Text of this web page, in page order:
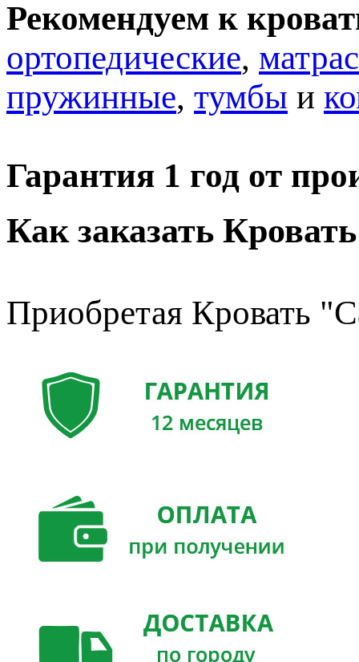
Рекомендуем к
ортопедические,
пружинные, тумбы и
Гарантия 1 год от
Как заказать
Приобретая Кровать